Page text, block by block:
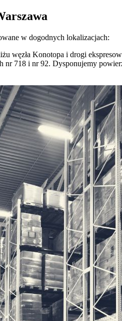
w dogodnych lokalizacjach:
węzła Konotopa i drogi
nr 718 i nr 92. Dysponujemy